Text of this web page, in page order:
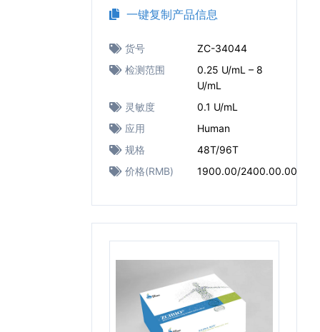
一键复制产品信息
货号
ZC-34044
检测范围
0.25 U/mL – 8
U/mL
灵敏度
0.1 U/mL
应用
Human
规格
48T/96T
价格(RMB)
1900.00/2400.00.00